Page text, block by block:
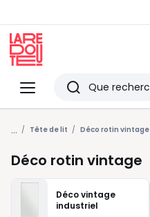
Menu
Redoute
Rechercher
Derniers
articles
vus
... Tête de lit Déco rotin vintage
Déco rotin vintage
Déco vintage
industriel